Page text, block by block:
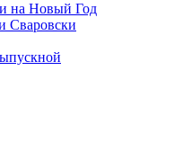
на Новый Год
Сваровски